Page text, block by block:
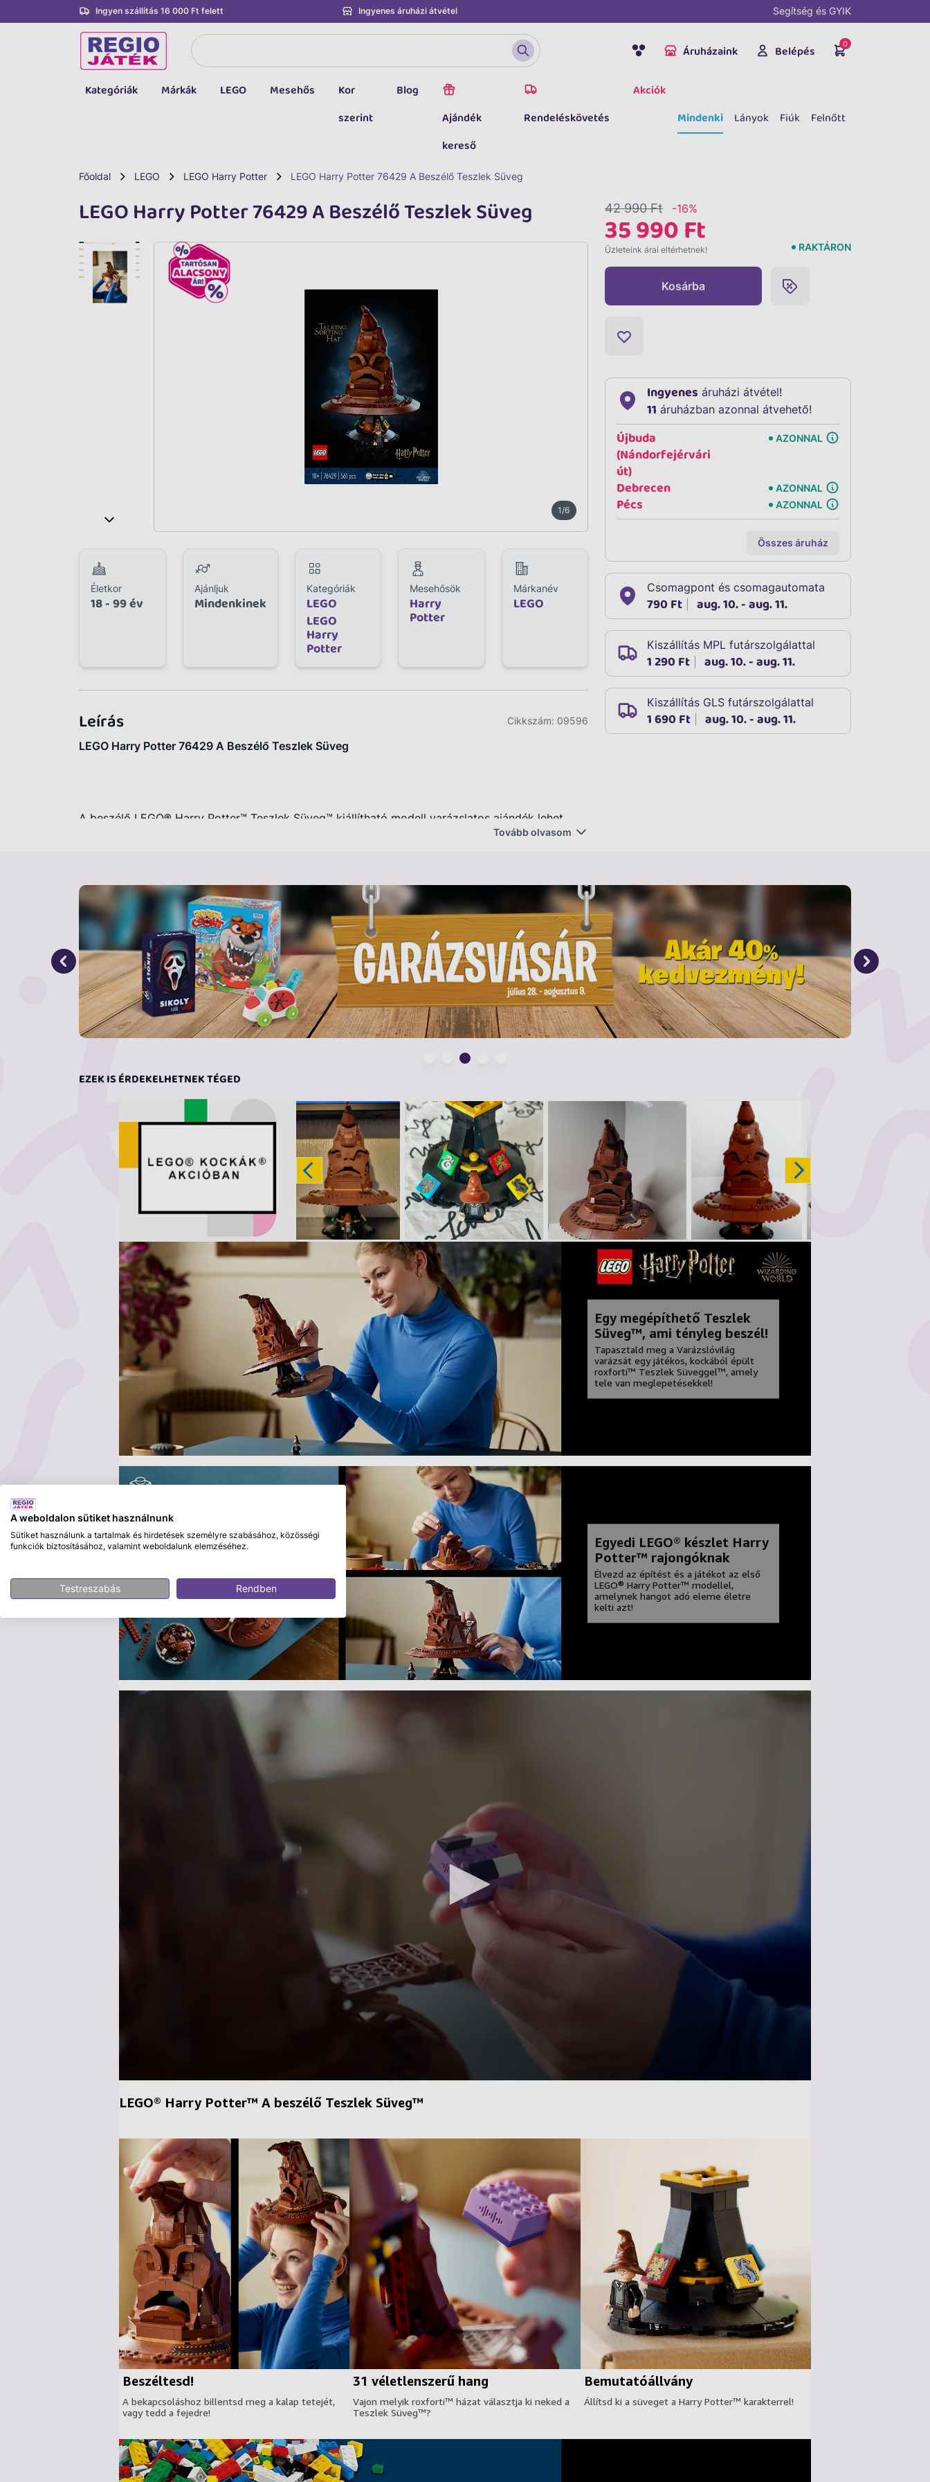
Ingyen szállítás 16 000 Ft felett Ingyenes áruházi átvétel Segítség és GYIK
Áruházaink Belépés 0
Kategóriák
LEGO
Baba, babakocsi
Bébijáték, kellék
Márkák LEGO Mesehős
Kor
szerint
Blog
Ajándék
kereső
Rendeléskövetés
Akciók
Mindenki
Lányok Fiúk Felnőtt
Főoldal LEGO LEGO Harry Potter LEGO Harry Potter 76429 A Beszélő Teszlek Süveg
LEGO Harry Potter 76429 A Beszélő Teszlek Süveg
2/6
Életkor
18 - 99 év
Ajánljuk
Mindenkinek
Kategóriák
LEGO
LEGO
Harry
Potter
Mesehősök
Harry
Potter
Márkanév
LEGO
Leírás Cikkszám: 09596
LEGO Harry Potter 76429 A Beszélő Teszlek Süveg
A beszélő LEGO® Harry Potter™ Teszlek Süveg™ kiállítható modell varázslatos ajándék lehet
készletét, amelynek hangeleme életre kelti a modellt. A LEGO® Harry Potter™ A beszélő kalap™
(76429) készlet tökéletes ajándék gyermekeknek és felnőtteknek, akik rajonganak a varázslatos
varázslóvilágért. Ez a LEGO® készlet tartalmaz egy beszélő kalap™ modellt, amely képes
beszélni és énekelni (csak angolul). Megdöntheti a kalap tetejét, vagy a fejére teheti, hogy
aktiválja a hanghatást, és megtudja, melyik roxforti házhoz tartozik. Időről időre
meghallgathatja a Talking Hat dalát is.
A kalapot az állványra helyezheti, amelyet Griffendél™, Mardekár™, Hufflepuff™ és Hollókarom™
címere díszít. Ez az egyedi LEGO készlet tartalmaz egy Harry Potter minifigurát is, aki a beszélő
kalapot viseli, hogy teljessé tegye ezt a különleges kiállítási elemet.
Építsd meg, állítsd ki, és játssz vele! – A LEGO® Harry Potter™ A beszélő Teszlek Süveg™ modell
Tovább olvasom
42 990 Ft -16%
35 990 Ft
Üzleteink árai eltérhetnek! RAKTÁRON
Kosárba
Ingyenes áruházi átvétel!
11 áruházban azonnal átvehető!
Újbuda
(Nándorfejérvári
út)
AZONNAL
Debrecen AZONNAL
Pécs AZONNAL
Összes áruház
Csomagpont és csomagautomata
790 Ft aug. 10. - aug. 11.
Kiszállítás MPL futárszolgálattal
1 290 Ft aug. 10. - aug. 11.
Kiszállítás GLS futárszolgálattal
1 690 Ft aug. 10. - aug. 11.
EZEK IS ÉRDEKELHETNEK TÉGED
Egy megépíthető Teszlek
Süveg™, ami tényleg beszél!
Tapasztald meg a Varázslóvilág
varázsát egy játékos, kockából épült
roxforti™ Teszlek Süveggel™, amely
tele van meglepetésekkel!
Egyedi LEGO® készlet Harry
Potter™ rajongóknak
Élvezd az építést és a játékot az első
LEGO® Harry Potter™ modellel,
amelynek hangot adó eleme életre
kelti azt!
LEGO® Harry Potter™ A beszélő Teszlek Süveg™
Beszéltesd!
A bekapcsoláshoz billentsd meg a kalap tetejét,
vagy tedd a fejedre!
31 véletlenszerű hang
Vajon melyik roxforti™ házat választja ki neked a
Teszlek Süveg™?
Bemutatóállvány
Állítsd ki a süveget a Harry Potter™ karakterrel!
A weboldalon sütiket használnunk
Sütiket használunk a tartalmak és hirdetések személyre szabásához, közösségi
funkciók biztosításához, valamint weboldalunk elemzéséhez.
Testreszabás Rendben